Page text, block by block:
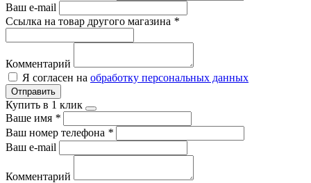
Ваш e-mail
Ссылка на товар другого магазина *
Комментарий
Я согласен на обработку персональных данных
Отправить
Купить в 1 клик
Ваше имя *
Ваш номер телефона *
Ваш e-mail
Комментарий